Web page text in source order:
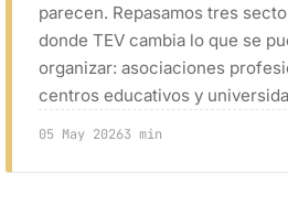
parecen. Repasamos tres
donde TEV cambia lo que se
organizar: asociaciones
centros educativos y
05 May 20263 min